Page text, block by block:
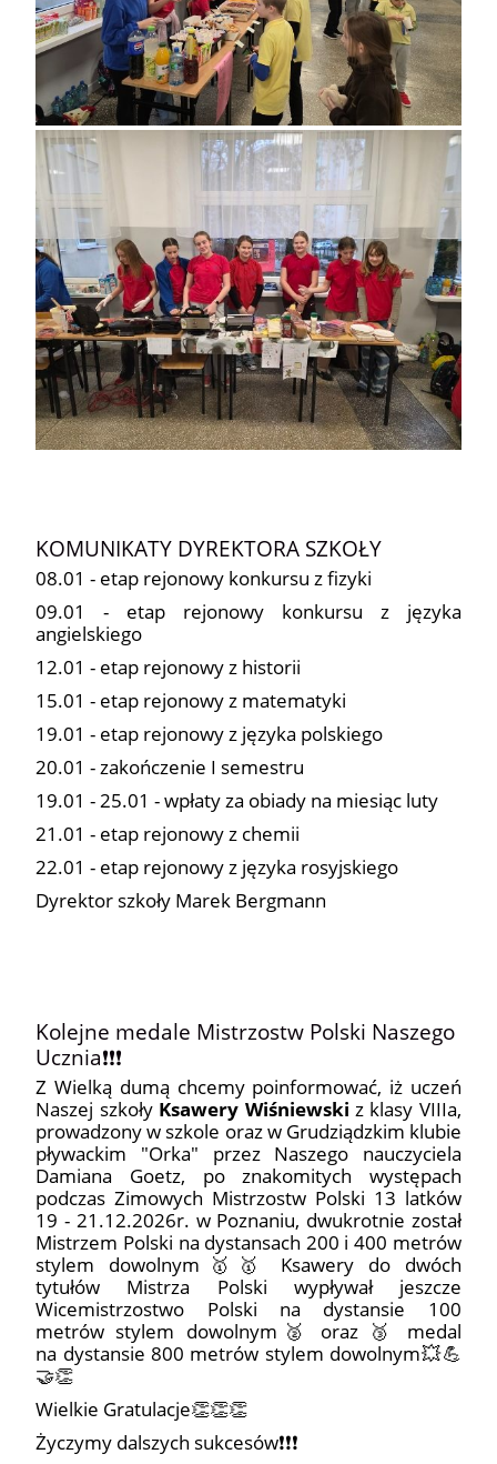
KOMUNIKATY DYREKTORA SZKOŁY
08.01 - etap rejonowy konkursu z fizyki
09.01 - etap rejonowy konkursu z języka
angielskiego
12.01 - etap rejonowy z historii
15.01 - etap rejonowy z matematyki
19.01 - etap rejonowy z języka polskiego
20.01 - zakończenie I semestru
19.01 - 25.01 - wpłaty za obiady na miesiąc luty
21.01 - etap rejonowy z chemii
22.01 - etap rejonowy z języka rosyjskiego
Dyrektor szkoły Marek Bergmann
Kolejne medale Mistrzostw Polski Naszego
Ucznia❗❗❗
Z Wielką dumą chcemy poinformować, iż uczeń
Naszej szkoły Ksawery Wiśniewski z klasy VIIIa,
prowadzony w szkole oraz w Grudziądzkim klubie
pływackim "Orka" przez Naszego nauczyciela
Damiana Goetz, po znakomitych występach
podczas Zimowych Mistrzostw Polski 13 latków
19 - 21.12.2026r. w Poznaniu, dwukrotnie został
Mistrzem Polski na dystansach 200 i 400 metrów
stylem dowolnym🥇🥇 Ksawery do dwóch
tytułów Mistrza Polski wypływał jeszcze
Wicemistrzostwo Polski na dystansie 100
metrów stylem dowolnym🥈 oraz 🥉 medal
na dystansie 800 metrów stylem dowolnym💥💪
🤝👏
Wielkie Gratulacje👏👏👏
Życzymy dalszych sukcesów❗❗❗